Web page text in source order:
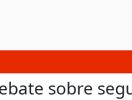
sobre